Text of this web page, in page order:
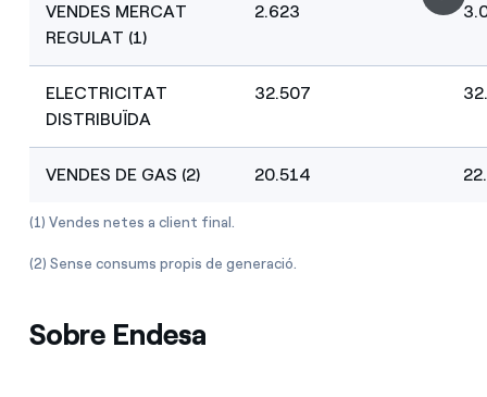
VENDES MERCAT
REGULAT (1)
2.623
ELECTRICITAT
DISTRIBUÏDA
32.507
VENDES DE GAS (2) 20.514
(1) Vendes netes a client final.
(2) Sense consums propis de generació.
Sobre Endesa